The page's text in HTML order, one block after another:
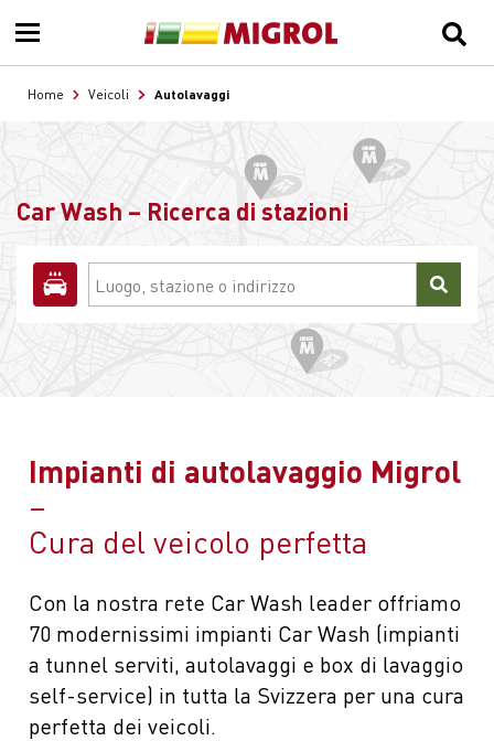
Car Wash – Ricerca di stazioni
Home Veicoli Autolavaggi
Impianti di autolavaggio Migrol
Cura del veicolo perfetta
Con la nostra rete Car Wash leader offriamo
70 modernissimi impianti Car Wash (impianti
a tunnel serviti, autolavaggi e box di lavaggio
self-service) in tutta la Svizzera per una cura
perfetta dei veicoli.